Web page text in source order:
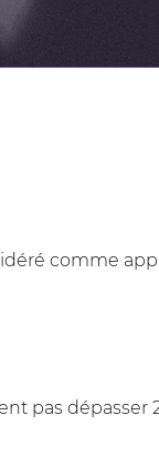
comme
pas dépasser